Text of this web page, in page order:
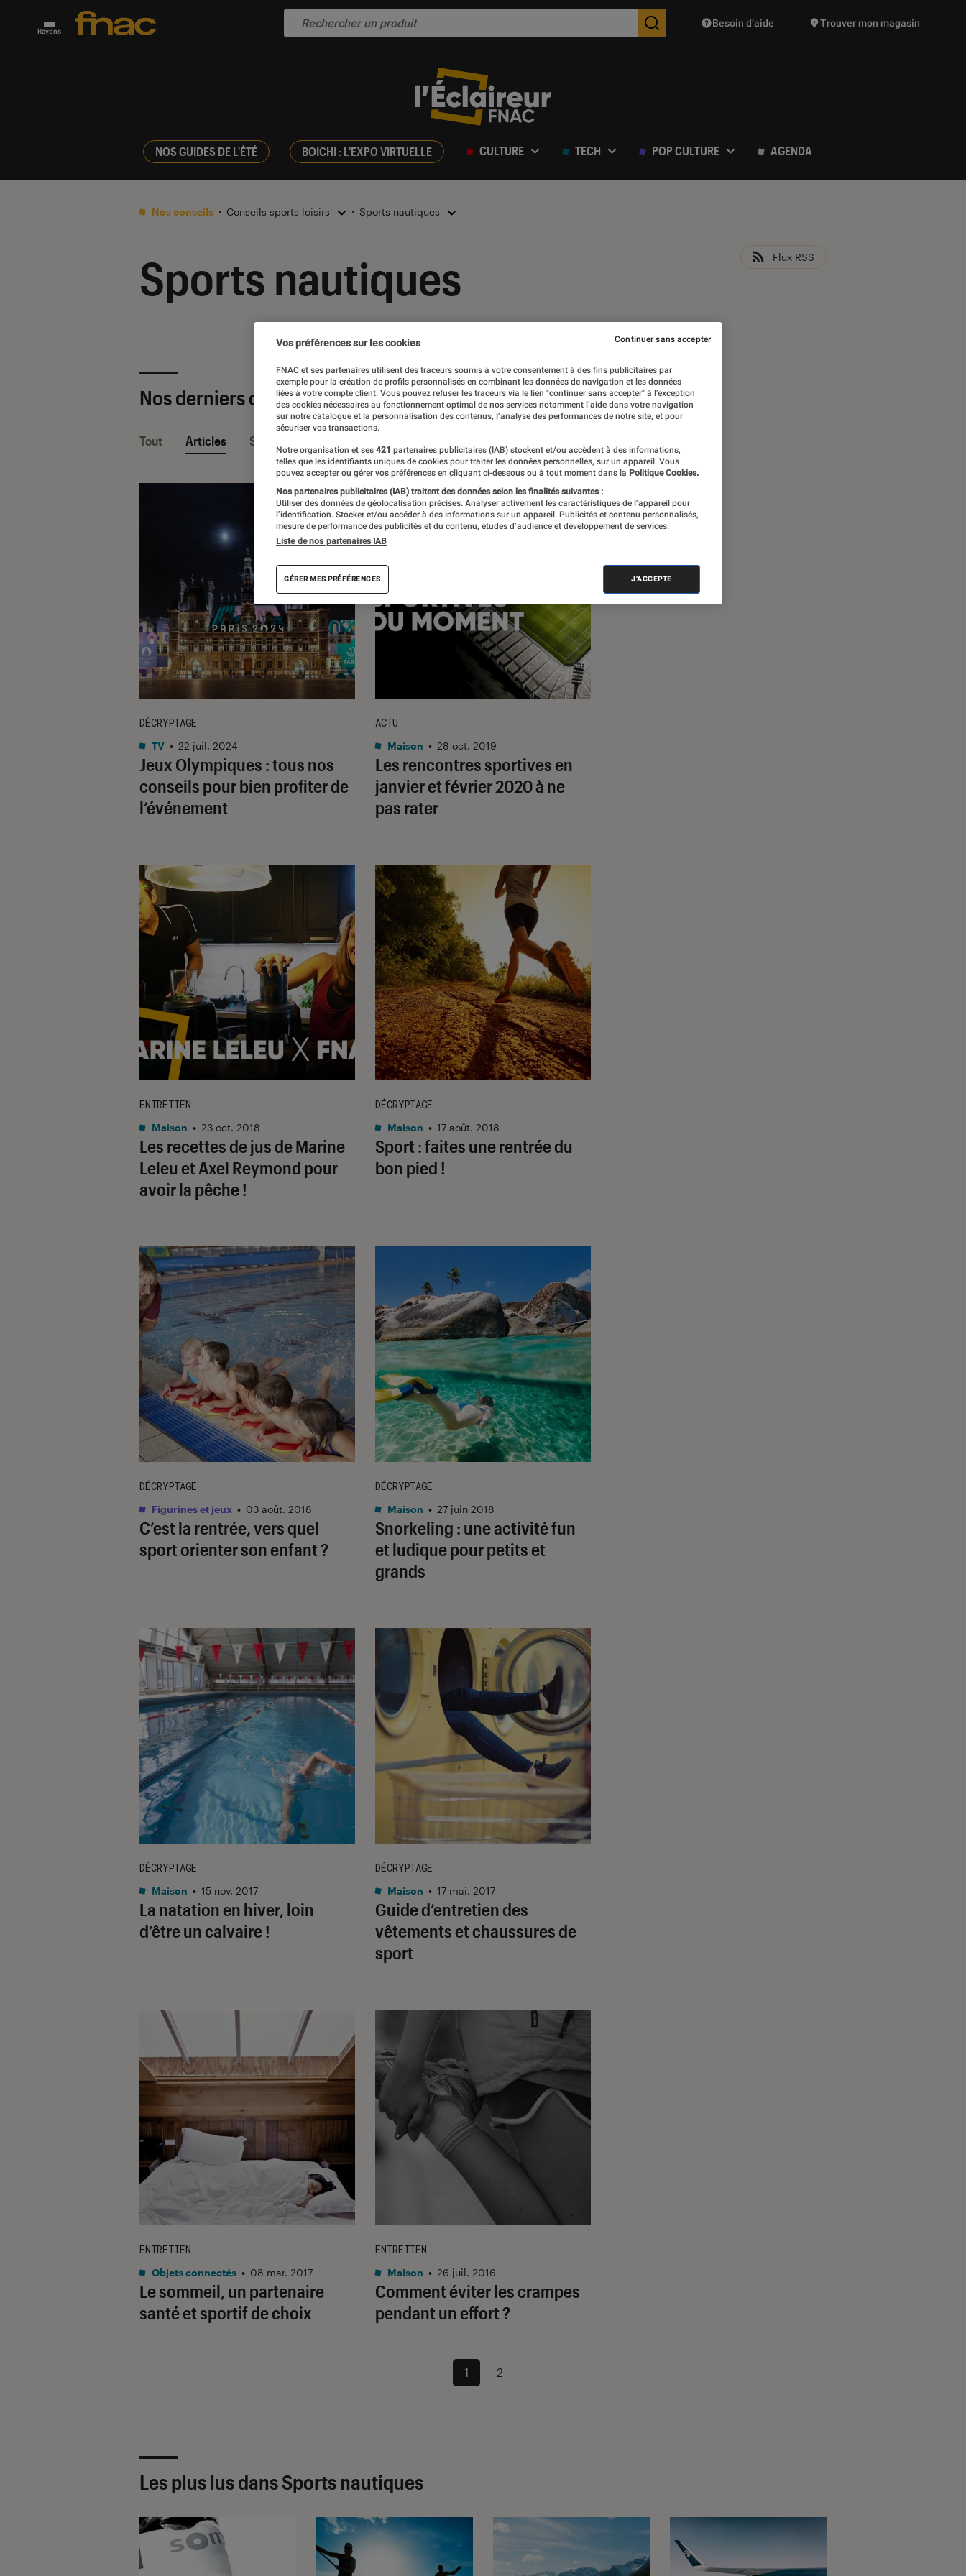
Rayons Des suggestions de produits vont vous être proposées
Besoin d’aide Trouver mon magasin
NOS GUIDES DE L'ÉTÉ BOICHI : L'EXPO VIRTUELLE CULTURE TECH POP CULTURE AGENDA
Nos conseils Conseils sports loisirs Sports nautiques
Sports nautiques Flux RSS
Nos derniers contenus
Tout Articles Sélections et guides
Jeux Olympiques : tous nos
conseils pour bien profiter de
l’événement
DÉCRYPTAGE
TV • 22 juil. 2024
Les rencontres sportives en
janvier et février 2020 à ne
pas rater
ACTU
Maison • 28 oct. 2019
Les recettes de jus de Marine
Leleu et Axel Reymond pour
avoir la pêche !
ENTRETIEN
Maison • 23 oct. 2018
Sport : faites une rentrée du
bon pied !
DÉCRYPTAGE
Maison • 17 août. 2018
C’est la rentrée, vers quel
sport orienter son enfant ?
DÉCRYPTAGE
Figurines et jeux • 03 août. 2018
Snorkeling : une activité fun
et ludique pour petits et
grands
DÉCRYPTAGE
Maison • 27 juin 2018
La natation en hiver, loin
d’être un calvaire !
DÉCRYPTAGE
Maison • 15 nov. 2017
Guide d’entretien des
vêtements et chaussures de
sport
DÉCRYPTAGE
Maison • 17 mai. 2017
Le sommeil, un partenaire
santé et sportif de choix
ENTRETIEN
Objets connectés • 08 mar. 2017
Comment éviter les crampes
pendant un effort ?
ENTRETIEN
Maison • 26 juil. 2016
1 2
Les plus lus dans Sports nautiques
Vos préférences sur les cookies
FNAC et ses partenaires utilisent des traceurs soumis à votre consentement à des fins publicitaires par
exemple pour la création de profils personnalisés en combinant les données de navigation et les données
liées à votre compte client. Vous pouvez refuser les traceurs via le lien "continuer sans accepter" à l’exception
des cookies nécessaires au fonctionnement optimal de nos services notamment l’aide dans votre navigation
sur notre catalogue et la personnalisation des contenus, l’analyse des performances de notre site, et pour
sécuriser vos transactions.
Notre organisation et ses 421 partenaires publicitaires (IAB) stockent et/ou accèdent à des informations,
telles que les identifiants uniques de cookies pour traiter les données personnelles, sur un appareil. Vous
pouvez accepter ou gérer vos préférences en cliquant ci-dessous ou à tout moment dans la Politique Cookies.
Nos partenaires publicitaires (IAB) traitent des données selon les finalités suivantes :
Utiliser des données de géolocalisation précises. Analyser activement les caractéristiques de l’appareil pour
l’identification. Stocker et/ou accéder à des informations sur un appareil. Publicités et contenu personnalisés,
mesure de performance des publicités et du contenu, études d’audience et développement de services.
Liste de nos partenaires IAB
GÉRER MES PRÉFÉRENCES J'ACCEPTE
Continuer sans accepter